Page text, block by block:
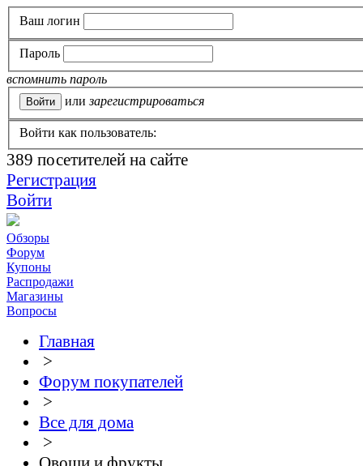
Ваш логин
Пароль
вспомнить пароль
или зарегистрироваться
Войти как пользователь:
389 посетителей на сайте
Регистрация
Войти
Обзоры
Форум
Купоны
Распродажи
Магазины
Вопросы
Главная
>
Форум покупателей
>
Все для дома
>